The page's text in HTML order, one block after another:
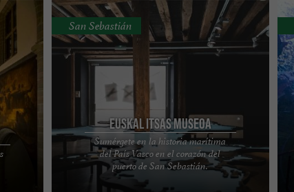
Euskal Itsas Museoa
Sumérgete en la historia marítima
del País Vasco en el corazón del
puerto de San Sebastián.
San Sebastián
EUSKAL ITSAS MUSEOA El Euskal Itsas Museoa es
un museo marítimo situado en el puerto de San
Sebastián que pone en ...